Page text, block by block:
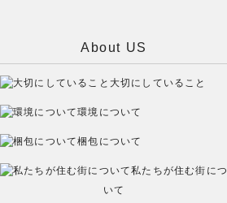
About US
大切にしていること
環境について
梱包について
私たちが住む街につ
いて